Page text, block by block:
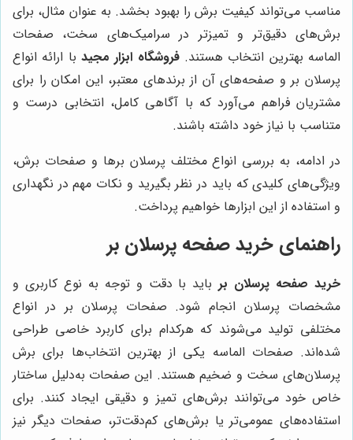
مناسب می‌تواند کیفیت برش را بهبود بخشد. به عنوان مثال، برای
برش‌های دقیق‌تر و تمیزتر در سرامیک‌های سخت، صفحات
الماسه بهترین انتخاب هستند.فروشگاه ابزار مجید با ارائه انواع
پرسلان بر و صفحه‌های آن از برندهای معتبر، این امکان را برای
مشتریان فراهم می‌آورد که با آگاهی کامل، انتخابی درست و
متناسب با نیاز خود داشته باشند.
در ادامه، به بررسی انواع مختلف پرسلان برها و صفحات برش،
ویژگی‌های کلیدی که باید در نظر بگیرید و نکات مهم در نگهداری
و استفاده از این ابزارها خواهیم پرداخت.
راهنمای خرید صفحه پرسلان بر
خرید صفحه پرسلان بر باید با دقت و توجه به نوع کاربری و
مشخصات پرسلان انجام شود. صفحات پرسلان بر در انواع
مختلفی تولید می‌شوند که هرکدام برای کاربرد خاصی طراحی
شده‌اند. صفحات الماسه یکی از بهترین انتخاب‌ها برای برش
پرسلان‌های سخت و ضخیم هستند. این صفحات به‌دلیل ساختار
خاص خود می‌توانند برش‌های تمیز و دقیقی ایجاد کنند. برای
استفاده‌های عمومی‌تر یا برش‌های کم‌دقت‌تر، صفحات دیگر نیز